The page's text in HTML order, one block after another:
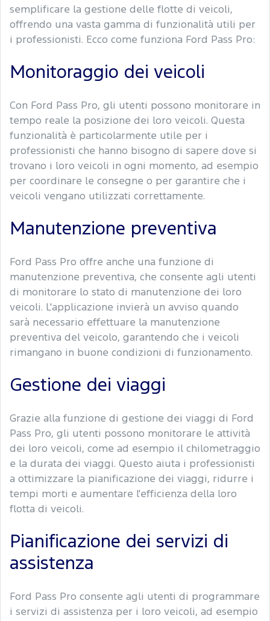
semplificare la gestione delle flotte di veicoli,
offrendo una vasta gamma di funzionalità utili per
i professionisti. Ecco come funziona Ford Pass Pro:
Monitoraggio dei veicoli
Con Ford Pass Pro, gli utenti possono monitorare in
tempo reale la posizione dei loro veicoli. Questa
funzionalità è particolarmente utile per i
professionisti che hanno bisogno di sapere dove si
trovano i loro veicoli in ogni momento, ad esempio
per coordinare le consegne o per garantire che i
veicoli vengano utilizzati correttamente.
Manutenzione preventiva
Ford Pass Pro offre anche una funzione di
manutenzione preventiva, che consente agli utenti
di monitorare lo stato di manutenzione dei loro
veicoli. L'applicazione invierà un avviso quando
sarà necessario effettuare la manutenzione
preventiva del veicolo, garantendo che i veicoli
rimangano in buone condizioni di funzionamento.
Gestione dei viaggi
Grazie alla funzione di gestione dei viaggi di Ford
Pass Pro, gli utenti possono monitorare le attività
dei loro veicoli, come ad esempio il chilometraggio
e la durata dei viaggi. Questo aiuta i professionisti
a ottimizzare la pianificazione dei viaggi, ridurre i
tempi morti e aumentare l'efficienza della loro
flotta di veicoli.
Pianificazione dei servizi di
assistenza
Ford Pass Pro consente agli utenti di programmare
i servizi di assistenza per i loro veicoli, ad esempio